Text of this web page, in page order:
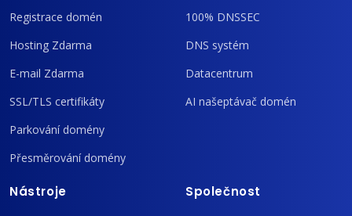
Registrace domén
Hosting Zdarma
E-mail Zdarma
SSL/TLS certifikáty
Parkování domény
Přesměrování domény
100% DNSSEC
DNS systém
Datacentrum
AI našeptávač domén
Nástroje Společnost